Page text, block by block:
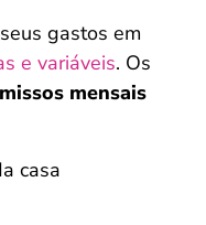
gastos em
e variáveis. Os
mensais
casa